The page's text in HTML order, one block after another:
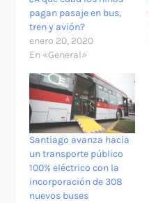
pagan pasaje en bus,
tren y avión?
enero 20, 2020
En «General»
Santiago avanza hacia
un transporte público
100% eléctrico con la
incorporación de 308
nuevos buses